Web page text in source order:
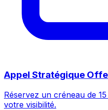
Appel Stratégique
Réservez un créneau de
votre visibilité.